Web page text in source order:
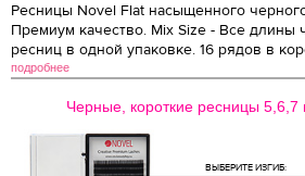
Ресницы Novel Flat насыщенного
Премиум качество. Mix Size - Все длины
ресниц в одной упаковке. 16 рядов в
подробнее
Черные, короткие ресницы 5,6,7
ВЫБЕРИТЕ ИЗГИБ: